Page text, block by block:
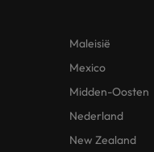
Maleisië
Mexico
Midden-Oosten
Nederland
New Zealand